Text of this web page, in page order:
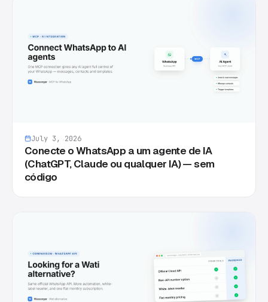
July 3, 2026
Conecte o WhatsApp a um agente de IA
(ChatGPT, Claude ou qualquer IA) — sem
código